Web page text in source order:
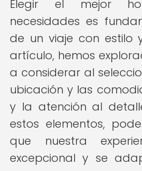
Elegir el mejor
necesidades es
de un viaje con estilo
artículo, hemos
a considerar al
ubicación y las
y la atención al
estos elementos,
que nuestra
excepcional y se